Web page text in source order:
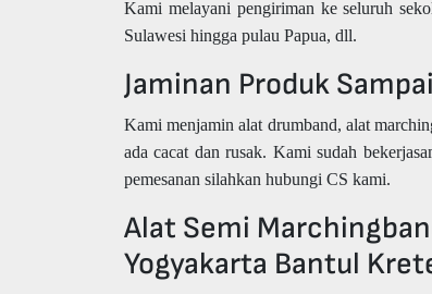
Kami melayani pengiriman ke seluruh
Sulawesi hingga pulau Papua, dll.
Jaminan Produk
Kami menjamin alat drumband, alat
ada cacat dan rusak. Kami sudah
pemesanan silahkan hubungi CS kami.
Alat Semi
Yogyakarta Bantul